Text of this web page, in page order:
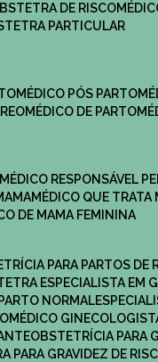
DE RISCO
PARTICULAR
MÉDICO PÓS PARTO
MÉDICO DE PARTO
MÉDICO RESPONSÁVEL
MÉDICO QUE
DE MAMA FEMININA
PARA PARTOS DE
ESPECIALISTA EM
NORMAL
MÉDICO
OBSTETRÍCIA PARA
PARA GRAVIDEZ DE